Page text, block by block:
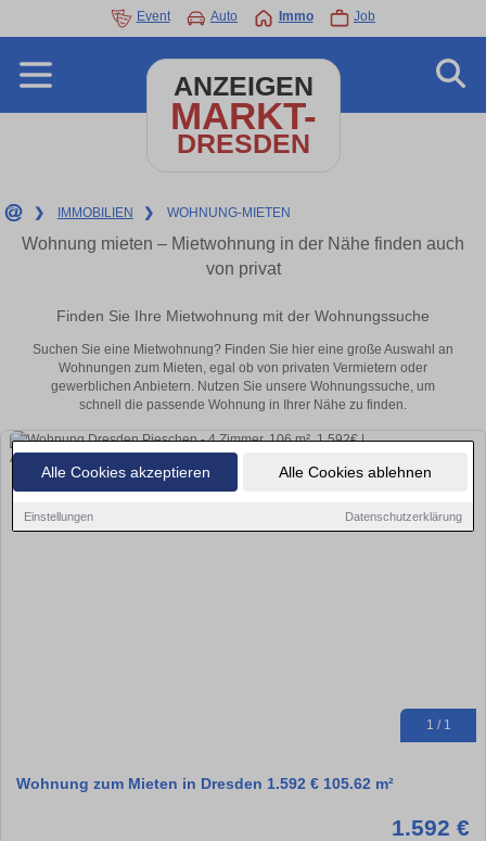
Alle Cookies akzeptieren Alle Cookies ablehnen
Einstellungen Datenschutzerklärung
Event Auto Immo Job
ANZEIGEN
MARKT-
DRESDEN
❯ IMMOBILIEN ❯ WOHNUNG-MIETEN
Wohnung mieten – Mietwohnung in der Nähe finden auch
von privat
Finden Sie Ihre Mietwohnung mit der Wohnungssuche
Suchen Sie eine Mietwohnung? Finden Sie hier eine große Auswahl an
Wohnungen zum Mieten, egal ob von privaten Vermietern oder
gewerblichen Anbietern. Nutzen Sie unsere Wohnungssuche, um
schnell die passende Wohnung in Ihrer Nähe zu finden.
1 / 1
Wohnung zum Mieten in Dresden 1.592 € 105.62 m²
1.592 €